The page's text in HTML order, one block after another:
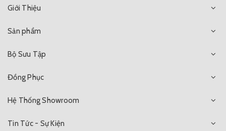
Giới Thiệu
Sản phẩm
Bộ Sưu Tập
Đồng Phục
Hệ Thống Showroom
Tin Tức - Sự Kiện